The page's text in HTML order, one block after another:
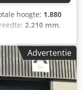
hoogte: 1.880
2.210 mm,
2019 -
aanwezig: Ja -
42107101 -
1000mm x
Hzshjf -
Advertentie